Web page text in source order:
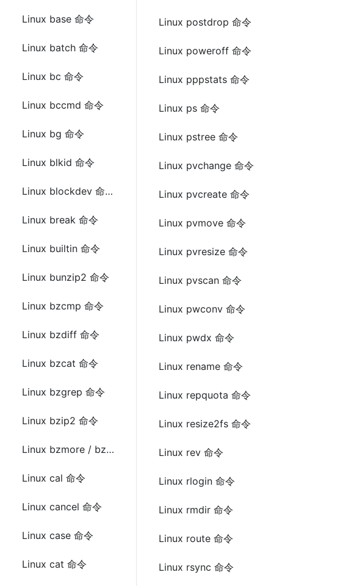
Linux base 命令
Linux batch 命令
Linux bc 命令
Linux bccmd 命令
Linux bg 命令
Linux blkid 命令
Linux blockdev 命令
Linux break 命令
Linux builtin 命令
Linux bunzip2 命令
Linux bzcmp 命令
Linux bzdiff 命令
Linux bzcat 命令
Linux bzgrep 命令
Linux bzip2 命令
Linux bzmore / bzless 命令
Linux cal 命令
Linux cancel 命令
Linux case 命令
Linux cat 命令
Linux postdrop 命令
Linux poweroff 命令
Linux pppstats 命令
Linux ps 命令
Linux pstree 命令
Linux pvchange 命令
Linux pvcreate 命令
Linux pvmove 命令
Linux pvresize 命令
Linux pvscan 命令
Linux pwconv 命令
Linux pwdx 命令
Linux rename 命令
Linux repquota 命令
Linux resize2fs 命令
Linux rev 命令
Linux rlogin 命令
Linux rmdir 命令
Linux route 命令
Linux rsync 命令